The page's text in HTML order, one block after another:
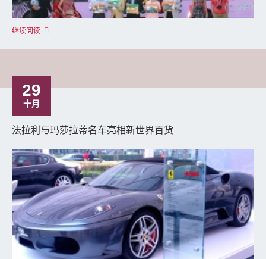
继续阅读
29
十月
法拉利与玛莎拉蒂名车亮相新世界百货